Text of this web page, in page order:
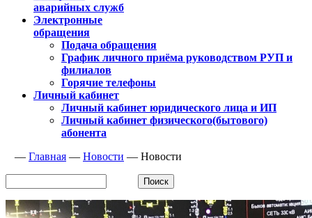
аварийных служб
Электронные
обращения
Подача обращения
График личного приёма руководством РУП и
филиалов
Горячие телефоны
Личный кабинет
Личный кабинет юридического лица и ИП
Личный кабинет физического(бытового)
абонента
— Главная — Новости — Новости